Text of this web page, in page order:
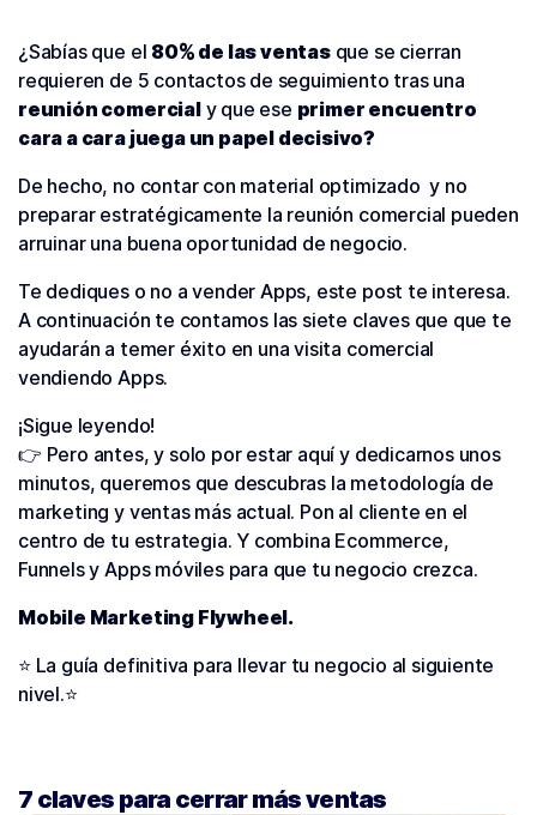
¿Sabías que el 80% de las ventasque se cierran
requieren de 5 contactos de seguimiento tras una
reunión comercialy que ese primer encuentro
cara a cara juega un papel decisivo?
De hecho, no contar con material optimizado y no
preparar estratégicamente la reunión comercial pueden
arruinar una buena oportunidad de negocio.
Te dediques o no a vender Apps, este post te interesa.
A continuación te contamos las siete claves que que te
ayudarán a temer éxito en una visita comercial
vendiendo Apps.
¡Sigue leyendo!
👉 Pero antes, y solo por estar aquí y dedicarnos unos
minutos, queremos que descubras la metodología de
marketing y ventas más actual. Pon al cliente en el
centro de tu estrategia. Y combina Ecommerce,
Funnels y Apps móviles para que tu negocio crezca.
Mobile Marketing Flywheel.
⭐️ La guía definitiva para llevar tu negocio al siguiente
nivel.⭐️
7 claves para cerrar más ventas